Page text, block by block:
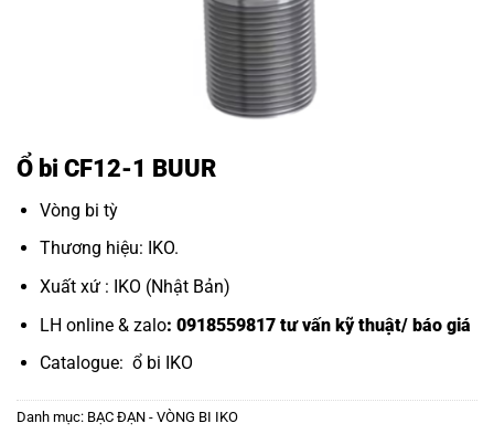
Ổ bi CF12-1 BUUR
Vòng bi tỳ
Thương hiệu: IKO.
Xuất xứ : IKO (Nhật Bản)
LH online & zalo: 0918559817 tư vấn kỹ thuật/ báo giá
Catalogue: ổ bi IKO
Danh mục: BẠC ĐẠN - VÒNG BI IKO